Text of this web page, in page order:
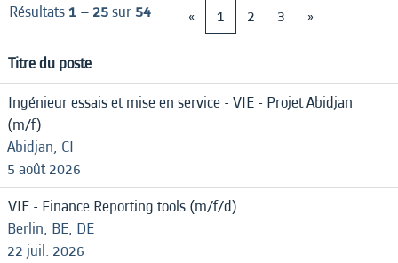
Résultats1 – 25sur 54 « 1 2 3 »
Titre du poste
Ingénieur essais et mise en service - VIE - Projet Abidjan
(m/f)
Abidjan, CI
5 août 2026
VIE - Finance Reporting tools (m/f/d)
Berlin, BE, DE
22 juil. 2026